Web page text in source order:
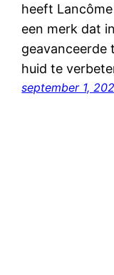
heeft
een merk dat
geavanceerde
huid te
september 1,